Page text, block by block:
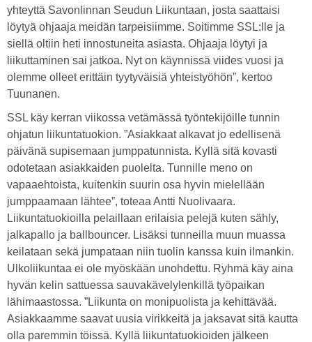
yhteyttä Savonlinnan Seudun Liikuntaan, josta saattaisi
löytyä ohjaaja meidän tarpeisiimme. Soitimme SSL:lle ja
siellä oltiin heti innostuneita asiasta. Ohjaaja löytyi ja
liikuttaminen sai jatkoa. Nyt on käynnissä viides vuosi ja
olemme olleet erittäin tyytyväisiä yhteistyöhön”, kertoo
Tuunanen.
SSL käy kerran viikossa vetämässä työntekijöille tunnin
ohjatun liikuntatuokion. ”Asiakkaat alkavat jo edellisenä
päivänä supisemaan jumppatunnista. Kyllä sitä kovasti
odotetaan asiakkaiden puolelta. Tunnille meno on
vapaaehtoista, kuitenkin suurin osa hyvin mielellään
jumppaamaan lähtee”, toteaa Antti Nuolivaara.
Liikuntatuokioilla pelaillaan erilaisia pelejä kuten sähly,
jalkapallo ja ballbouncer. Lisäksi tunneilla muun muassa
keilataan sekä jumpataan niin tuolin kanssa kuin ilmankin.
Ulkoliikuntaa ei ole myöskään unohdettu. Ryhmä käy aina
hyvän kelin sattuessa sauvakävelylenkillä työpaikan
lähimaastossa. ”Liikunta on monipuolista ja kehittävää.
Asiakkaamme saavat uusia virikkeitä ja jaksavat sitä kautta
olla paremmin töissä. Kyllä liikuntatuokioiden jälkeen